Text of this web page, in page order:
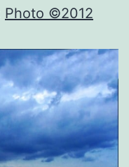
Photo ©2012